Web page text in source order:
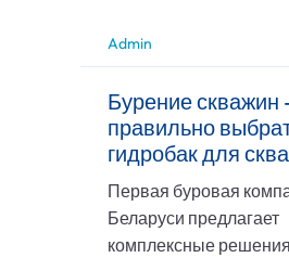
Admin
Бурение скважин
правильно
гидробак для
Первая буровая
Беларуси предлагает
комплексные